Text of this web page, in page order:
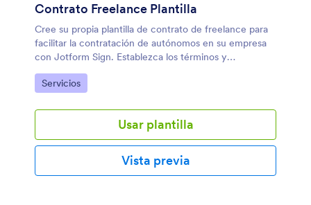
Contrato Freelance Plantilla
Cree su propia plantilla de contrato de freelance para
facilitar la contratación de autónomos en su empresa
con Jotform Sign. Establezca los términos y
condiciones para su trabajador freelance y recopile
firmas legalmente vinculantes; una vez que todas las
para sus registros. Incluso puede insertar su contrato
en su portal de incorporación para facilitar el
acceso.Personalizar su plantilla de Contrato Freelance
para que coincida con su marca y siga los requisitos de
recursos humanos de su empresa es sencillo con
Ir a Categoría:
Servicios
Usar plantilla
Vista previa